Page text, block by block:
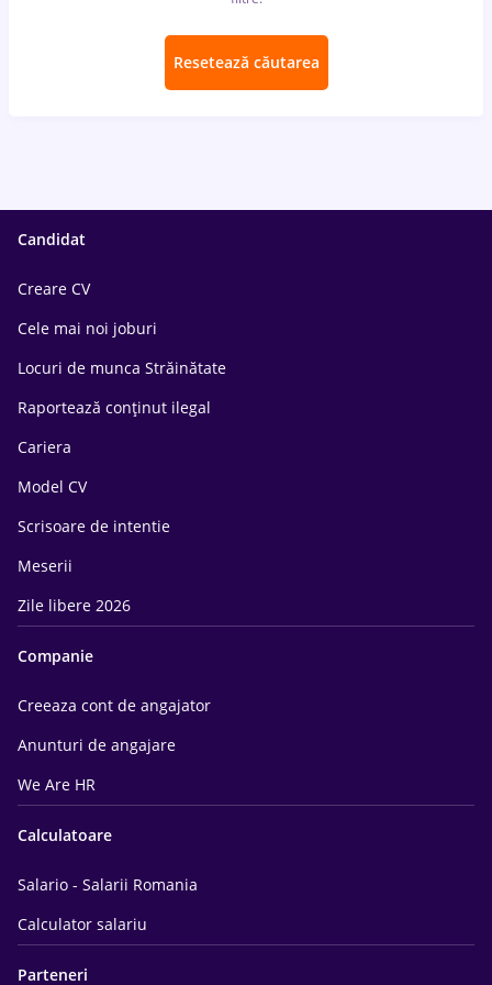
Resetează căutarea
Candidat
Creare CV
Cele mai noi joburi
Locuri de munca Străinătate
Raportează conținut ilegal
Cariera
Model CV
Scrisoare de intentie
Meserii
Zile libere 2026
Companie
Creeaza cont de angajator
Anunturi de angajare
We Are HR
Calculatoare
Salario - Salarii Romania
Calculator salariu
Parteneri